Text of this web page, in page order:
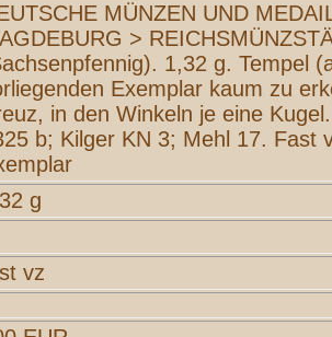
MÜNZEN UND
>
1,32 g. Tempel
Exemplar kaum zu
in den Winkeln je eine
b; Kilger KN 3; Mehl 17. Fast
g
vz